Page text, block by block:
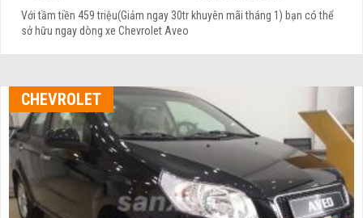
Với tầm tiền 459 triệu(Giảm ngay 30tr khuyên mãi tháng 1) bạn có thể
sở hữu ngay dòng xe Chevrolet Aveo
CHEVROLET